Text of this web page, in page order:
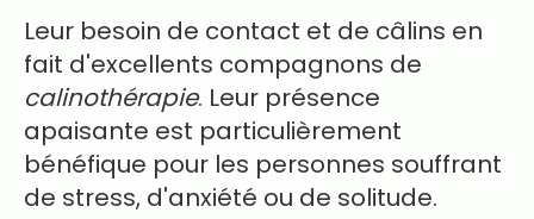
Leur besoin de contact et de câlins en
fait d'excellents compagnons de
calinothérapie. Leur présence
apaisante est particulièrement
bénéfique pour les personnes souffrant
de stress, d'anxiété ou de solitude.